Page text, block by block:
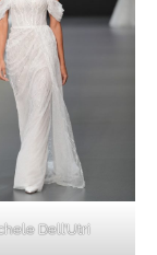
Dell’Utri